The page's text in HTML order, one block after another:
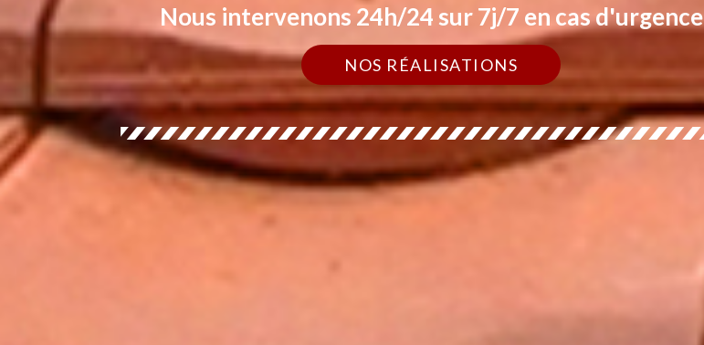
Nous intervenons 24h/24 sur 7j/7 en cas d'urgence
NOS RÉALISATIONS